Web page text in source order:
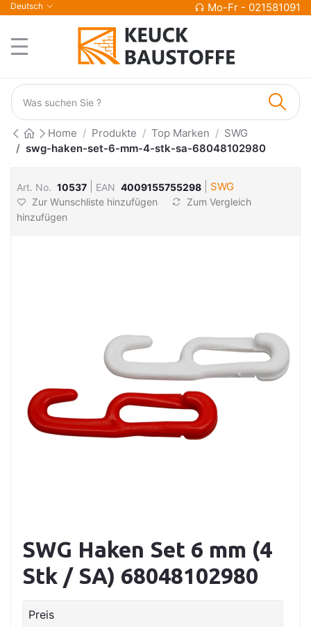
Deutsch Mo-Fr - 021581091
Home Produkte Top Marken
SWG
swg-haken-set-6-mm-4-stk-sa-68048102980
Art. No. 10537 EAN 4009155755298 SWG
Zur Wunschliste hinzufügen
Zum Vergleich
hinzufügen
SWG Haken Set 6 mm (4
Stk / SA) 68048102980
Preis